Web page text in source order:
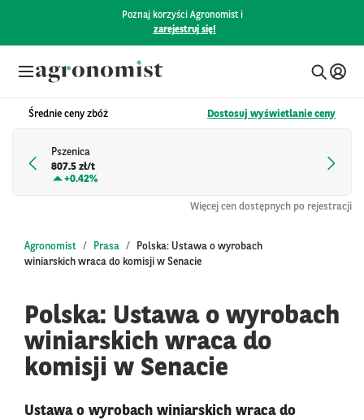
Poznaj korzyści Agronomist i
zarejestruj się!
Średnie ceny zbóż Dostosuj wyświetlanie ceny
Pszenica
807.5 zł/t
+0.42%
Więcej cen dostępnych po rejestracji
Agronomist Prasa
Polska: Ustawa o wyrobach
winiarskich wraca do komisji w Senacie
Polska: Ustawa o wyrobach
winiarskich wraca do
komisji w Senacie
Ustawa o wyrobach winiarskich wraca do